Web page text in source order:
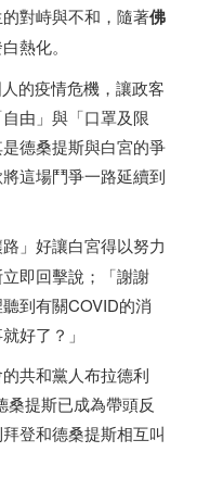
對峙與不和，隨著佛
熱化。
人的疫情危機，讓政客
由」與「口罩及限
德桑提斯與白宮的爭
這場鬥爭一路延續到
」好讓白宮得以努力
即回擊說；「謝謝
到有關COVID的消
好了？」
共和黨人布拉德利
桑提斯已成為帶頭反
登和德桑提斯相互叫